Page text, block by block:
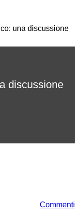
una discussione
discussione
Commenti